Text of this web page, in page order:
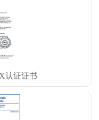
认证证书